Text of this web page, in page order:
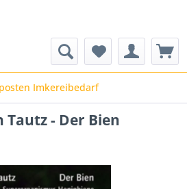
Imkereibedarf
Tautz - Der Bien